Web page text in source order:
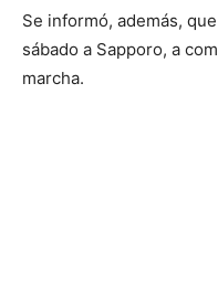
Se informó, además,
sábado a Sapporo, a
marcha.